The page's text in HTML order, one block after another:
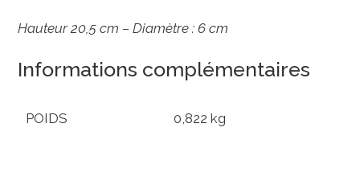
Hauteur 20,5 cm – Diamètre : 6 cm
Informations complémentaires
POIDS 0,822 kg